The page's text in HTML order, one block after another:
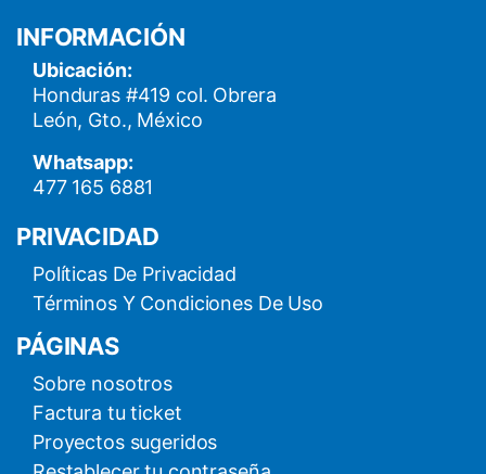
INFORMACIÓN
Ubicación:
Honduras #419 col. Obrera
León, Gto., México
Whatsapp:
477 165 6881
PRIVACIDAD
Políticas De Privacidad
Términos Y Condiciones De Uso
PÁGINAS
Sobre nosotros
Factura tu ticket
Proyectos sugeridos